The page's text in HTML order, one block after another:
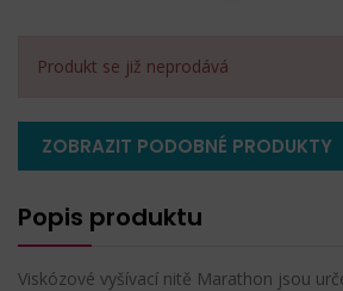
Produkt se již neprodává
ZOBRAZIT PODOBNÉ PRODUKTY
Popis produktu
Viskózové vyšívací nitě Marathon jsou